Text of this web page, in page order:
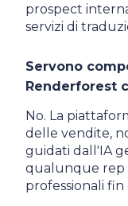
prospect
servizi di
Servono
Renderforest
No. La
delle vendite,
guidati dall'IA
qualunque rep
professionali